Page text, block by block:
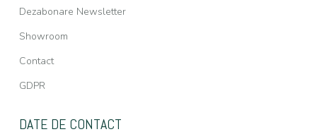
Dezabonare Newsletter
Showroom
Contact
GDPR
DATE DE CONTACT